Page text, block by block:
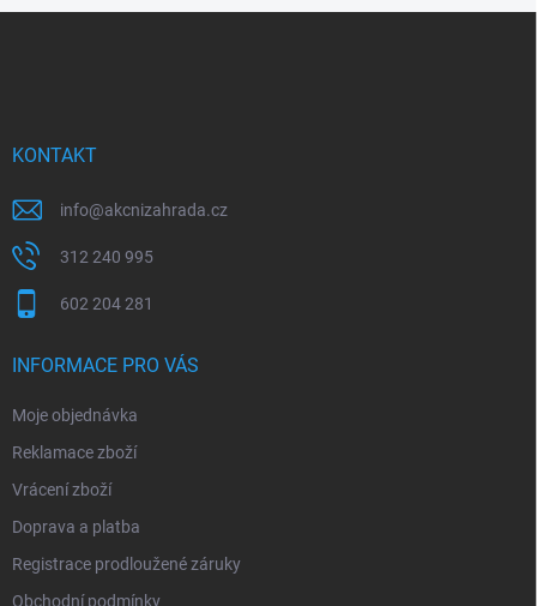
KONTAKT
info@akcnizahrada.cz
312 240 995
602 204 281
INFORMACE PRO VÁS
Moje objednávka
Reklamace zboží
Vrácení zboží
Doprava a platba
Registrace prodloužené záruky
Obchodní podmínky